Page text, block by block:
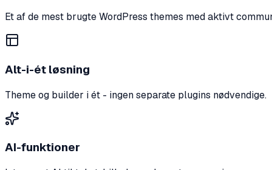
Et af de mest brugte WordPress themes med aktivt
Alt-i-ét løsning
Theme og builder i ét - ingen separate plugins nødvendige.
AI-funktioner